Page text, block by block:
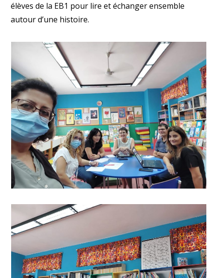
élèves de la EB1 pour lire et échanger ensemble
autour d’une histoire.